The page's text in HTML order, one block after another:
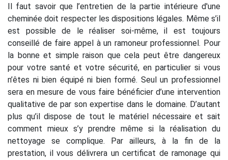
Il faut savoir que l’entretien de la partie intérieure d'une
cheminée doit respecter les dispositions légales. Même s’il
est possible de le réaliser soi-même, il est toujours
conseillé de faire appel à un ramoneur professionnel. Pour
la bonne et simple raison que cela peut être dangereux
pour votre santé et votre sécurité, en particulier si vous
n’êtes ni bien équipé ni bien formé. Seul un professionnel
sera en mesure de vous faire bénéficier d’une intervention
qualitative de par son expertise dans le domaine. D’autant
plus qu’il dispose de tout le matériel nécessaire et sait
comment mieux s’y prendre même si la réalisation du
nettoyage se complique. Par ailleurs, à la fin de la
prestation, il vous délivrera un certificat de ramonage qui